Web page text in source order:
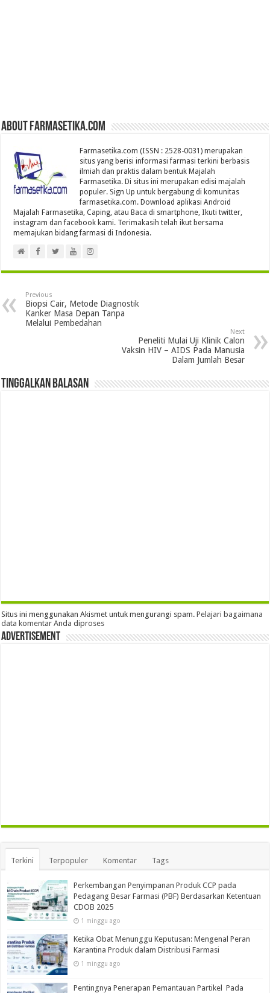
About farmasetika.com
Farmasetika.com (ISSN : 2528-0031) merupakan
situs yang berisi informasi farmasi terkini berbasis
ilmiah dan praktis dalam bentuk Majalah
Farmasetika. Di situs ini merupakan edisi majalah
populer. Sign Up untuk bergabung di komunitas
farmasetika.com. Download aplikasi Android
Majalah Farmasetika, Caping, atau Baca di smartphone, Ikuti twitter,
instagram dan facebook kami. Terimakasih telah ikut bersama
memajukan bidang farmasi di Indonesia.
Previous
Biopsi Cair, Metode Diagnostik
Kanker Masa Depan Tanpa
Melalui Pembedahan
Next
Peneliti Mulai Uji Klinik Calon
Vaksin HIV – AIDS Pada Manusia
Dalam Jumlah Besar
Tinggalkan Balasan
Situs ini menggunakan Akismet untuk mengurangi spam.Pelajari bagaimana
data komentar Anda diproses
Advertisement
Terkini Terpopuler Komentar Tags
Perkembangan Penyimpanan Produk CCP pada
Pedagang Besar Farmasi (PBF) Berdasarkan Ketentuan
CDOB 2025
1 minggu ago
Ketika Obat Menunggu Keputusan: Mengenal Peran
Karantina Produk dalam Distribusi Farmasi
1 minggu ago
Pentingnya Penerapan Pemantauan Partikel Pada